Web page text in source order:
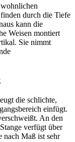
durch die Tiefe
kann die
Weisen montiert
Sie nimmt
die schlichte,
einfügt.
An den
verfügt über
nach Maß ist sehr